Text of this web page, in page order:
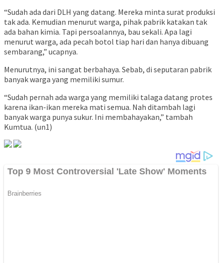
“Sudah ada dari DLH yang datang. Mereka minta surat produksi
tak ada. Kemudian menurut warga, pihak pabrik katakan tak
ada bahan kimia. Tapi persoalannya, bau sekali. Apa lagi
menurut warga, ada pecah botol tiap hari dan hanya dibuang
sembarang,” ucapnya.
Menurutnya, ini sangat berbahaya. Sebab, di seputaran pabrik
banyak warga yang memiliki sumur.
“Sudah pernah ada warga yang memiliki talaga datang protes
karena ikan-ikan mereka mati semua. Nah ditambah lagi
banyak warga punya sukur. Ini membahayakan,” tambah
Kumtua. (un1)